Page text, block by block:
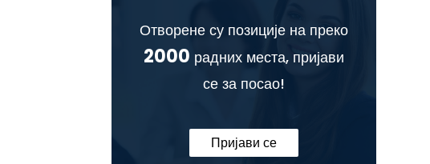
Отворене су позиције на преко
2000 радних места, пријави
се за посао!
Пријави се